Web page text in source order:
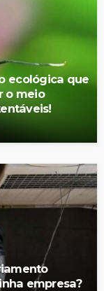
ecológica que
o meio
empresa?